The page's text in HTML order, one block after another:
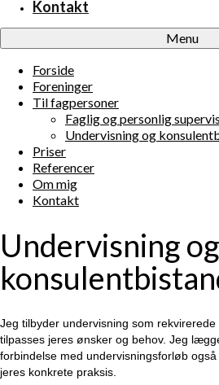
Kontakt
Menu
Forside
Foreninger
Til fagpersoner
Faglig og personlig
Undervisning og
Priser
Referencer
Om mig
Kontakt
Undervisning og
Jeg tilbyder undervisning som
tilpasses jeres ønsker og behov. Jeg
forbindelse med undervisningsforløb
jeres konkrete praksis.